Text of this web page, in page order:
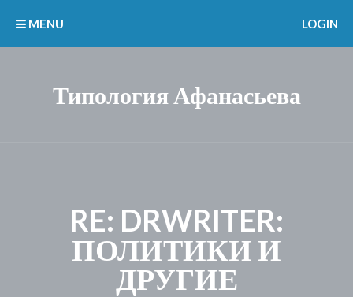
Типология Афанасьева
MENU LOGIN
RE: DRWRITER:
ПОЛИТИКИ И
ДРУГИЕ